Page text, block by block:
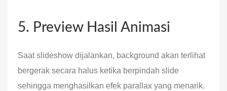
5. Preview Hasil Animasi
Saat slideshow dijalankan, background akan terlihat
bergerak secara halus ketika berpindah slide
sehingga menghasilkan efek parallax yang menarik.